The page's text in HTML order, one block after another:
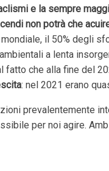
e la sempre
non potrà che
il 50% degli
a lenta
fatto che alla fine del
: nel 2021 erano
prevalentemente
per noi agire.